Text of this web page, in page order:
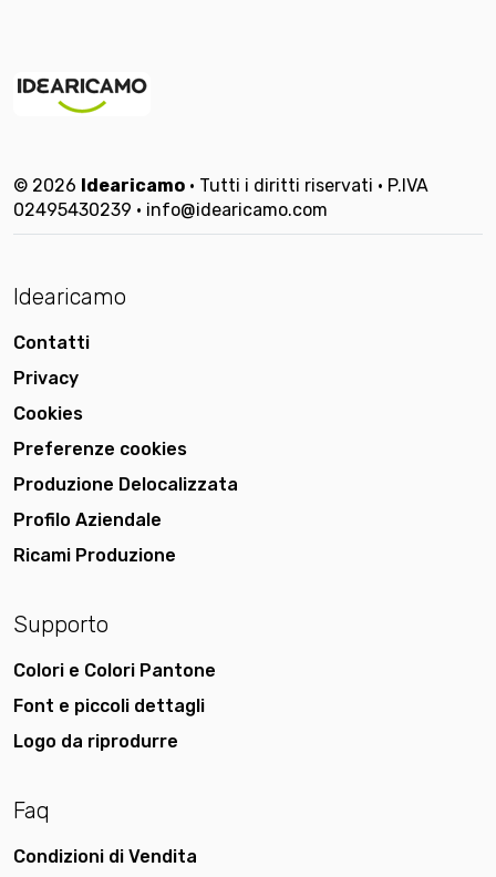
© 2026 Idearicamo • Tutti i diritti riservati • P.IVA
02495430239 • info@idearicamo.com
Idearicamo
Contatti
Privacy
Cookies
Preferenze cookies
Produzione Delocalizzata
Profilo Aziendale
Ricami Produzione
Supporto
Colori e Colori Pantone
Font e piccoli dettagli
Logo da riprodurre
Faq
Condizioni di Vendita